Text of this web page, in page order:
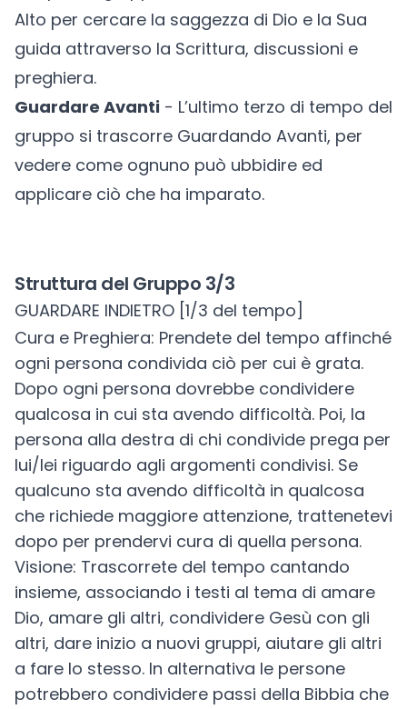
Alto per cercare la saggezza di Dio e la Sua
guida attraverso la Scrittura, discussioni e
preghiera.
Guardare Avanti - L’ultimo terzo di tempo del
gruppo si trascorre Guardando Avanti, per
vedere come ognuno può ubbidire ed
applicare ciò che ha imparato.
Struttura del Gruppo 3/3
GUARDARE INDIETRO [1/3 del tempo]
Cura e Preghiera: Prendete del tempo affinché
ogni persona condivida ciò per cui è grata.
Dopo ogni persona dovrebbe condividere
qualcosa in cui sta avendo difficoltà. Poi, la
persona alla destra di chi condivide prega per
lui/lei riguardo agli argomenti condivisi. Se
qualcuno sta avendo difficoltà in qualcosa
che richiede maggiore attenzione, trattenetevi
dopo per prendervi cura di quella persona.
Visione: Trascorrete del tempo cantando
insieme, associando i testi al tema di amare
Dio, amare gli altri, condividere Gesù con gli
altri, dare inizio a nuovi gruppi, aiutare gli altri
a fare lo stesso. In alternativa le persone
potrebbero condividere passi della Bibbia che